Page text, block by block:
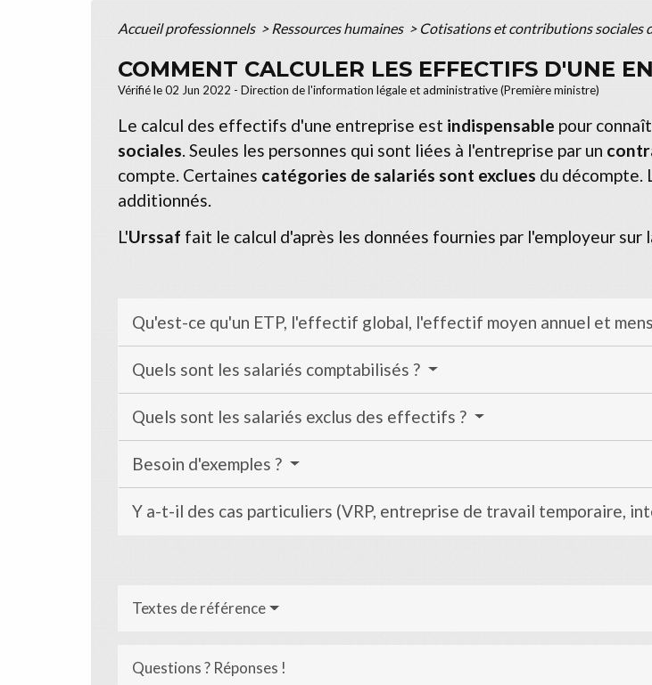
Accueil professionnels > Ressources humaines > Cotisations et contributions sociales
COMMENT CALCULER LES EFFECTIFS D'UNE
Vérifié le 02 Jun 2022 - Direction de l'information légale et administrative (Première ministre)
Le calcul des effectifs d'une entreprise est indispensable pour
sociales. Seules les personnes qui sont liées à l'entreprise par un
compte. Certaines catégories de salariés sont exclues du
additionnés.
L'Urssaf fait le calcul d'après les données fournies par l'employeur sur
Qu'est-ce qu'un ETP, l'effectif global, l'effectif moyen annuel et
Quels sont les salariés comptabilisés ?
Quels sont les salariés exclus des effectifs ?
Besoin d'exemples ?
Y a-t-il des cas particuliers (VRP, entreprise de travail temporaire,
Textes de référence
Questions ? Réponses !